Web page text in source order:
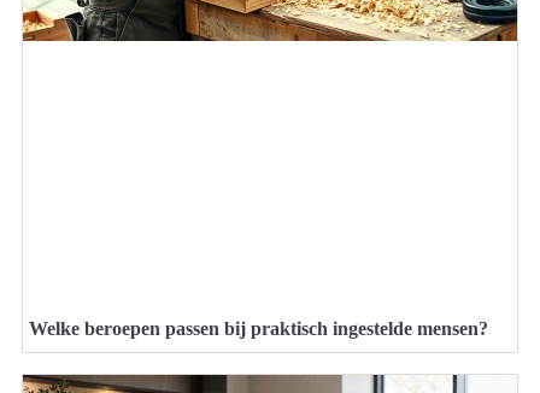
Welke beroepen passen bij praktisch ingestelde mensen?